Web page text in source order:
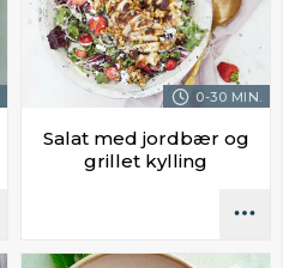
0-30 MIN.
Salat med jordbær og
grillet kylling